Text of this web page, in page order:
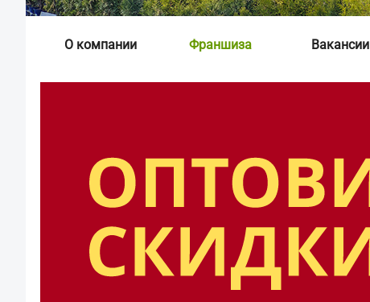
О компании Франшиза Вакансии